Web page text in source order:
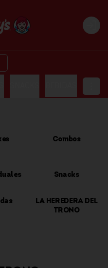
Login
Combos
Snacks
LA HEREDERA DEL
TRONO